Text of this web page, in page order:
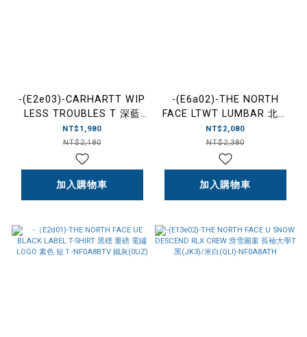
-(E2e03)-CARHARTT WIP
LESS TROUBLES T 深藍
色-I033187
NT$1,980
NT$2,180
加入購物車
-(E6a02)-THE NORTH
FACE LTWT LUMBAR 北面
防水 線條 機能腰包 -
NF0A8DJR白色(FN4)/黑色
(KX7)
NT$2,080
NT$2,380
加入購物車